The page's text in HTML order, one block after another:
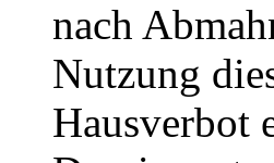
nach
Nutzung
Hausverbot